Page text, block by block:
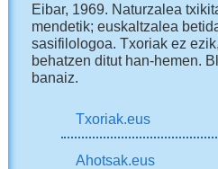
Eibar, 1969. Naturzalea
mendetik; euskaltzalea
sasifilologoa. Txoriak ez
behatzen ditut han-hemen.
banaiz.
Txoriak.eus
Ahotsak.eus